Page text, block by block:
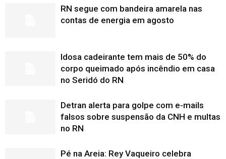
RN segue com bandeira amarela nas
contas de energia em agosto
Idosa cadeirante tem mais de 50% do
corpo queimado após incêndio em casa
no Seridó do RN
Detran alerta para golpe com e-mails
falsos sobre suspensão da CNH e multas
no RN
Pé na Areia: Rey Vaqueiro celebra